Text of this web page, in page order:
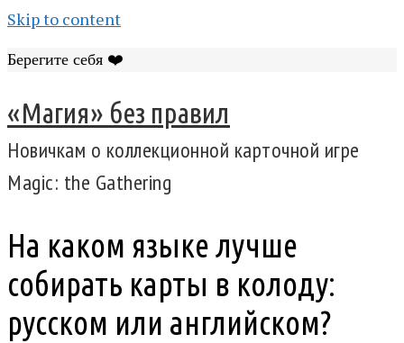
Skip to content
Берегите себя ❤️
«Магия» без правил
Новичкам о коллекционной карточной игре
Magic: the Gathering
На каком языке лучше
собирать карты в колоду:
русском или английском?